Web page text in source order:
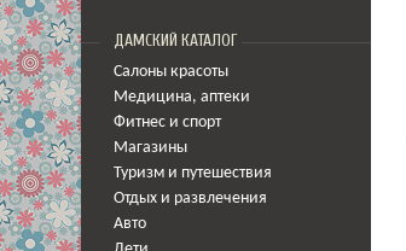
ДАМСКИЙ КАТАЛОГ
Салоны красоты
Медицина, аптеки
Фитнес и спорт
Магазины
Туризм и путешествия
Отдых и развлечения
Авто